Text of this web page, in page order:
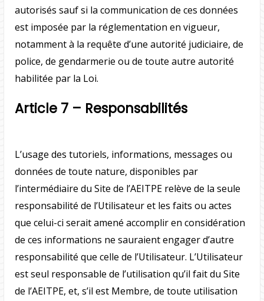
autorisés sauf si la communication de ces données
est imposée par la réglementation en vigueur,
notamment à la requête d’une autorité judiciaire, de
police, de gendarmerie ou de toute autre autorité
habilitée par la Loi.
Article 7 – Responsabilités
L’usage des tutoriels, informations, messages ou
données de toute nature, disponibles par
l’intermédiaire du Site de l’AEITPE relève de la seule
responsabilité de l’Utilisateur et les faits ou actes
que celui-ci serait amené accomplir en considération
de ces informations ne sauraient engager d’autre
responsabilité que celle de l’Utilisateur. L’Utilisateur
est seul responsable de l’utilisation qu’il fait du Site
de l’AEITPE, et, s’il est Membre, de toute utilisation